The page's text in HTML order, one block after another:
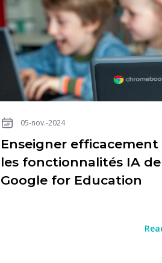
05-nov.-2024
Enseigner efficacement
les fonctionnalités IA de
Google for Education